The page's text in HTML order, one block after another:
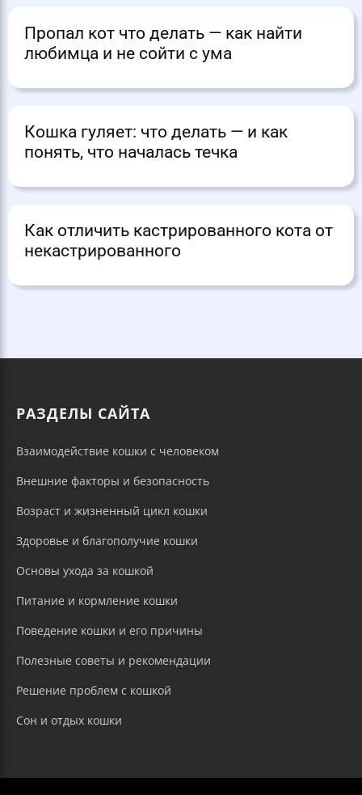
Пропал кот что делать — как найти
любимца и не сойти с ума
Кошка гуляет: что делать — и как
понять, что началась течка
Как отличить кастрированного кота от
некастрированного
РАЗДЕЛЫ САЙТА
Взаимодействие кошки с человеком
Внешние факторы и безопасность
Возраст и жизненный цикл кошки
Здоровье и благополучие кошки
Основы ухода за кошкой
Питание и кормление кошки
Поведение кошки и его причины
Полезные советы и рекомендации
Решение проблем с кошкой
Сон и отдых кошки